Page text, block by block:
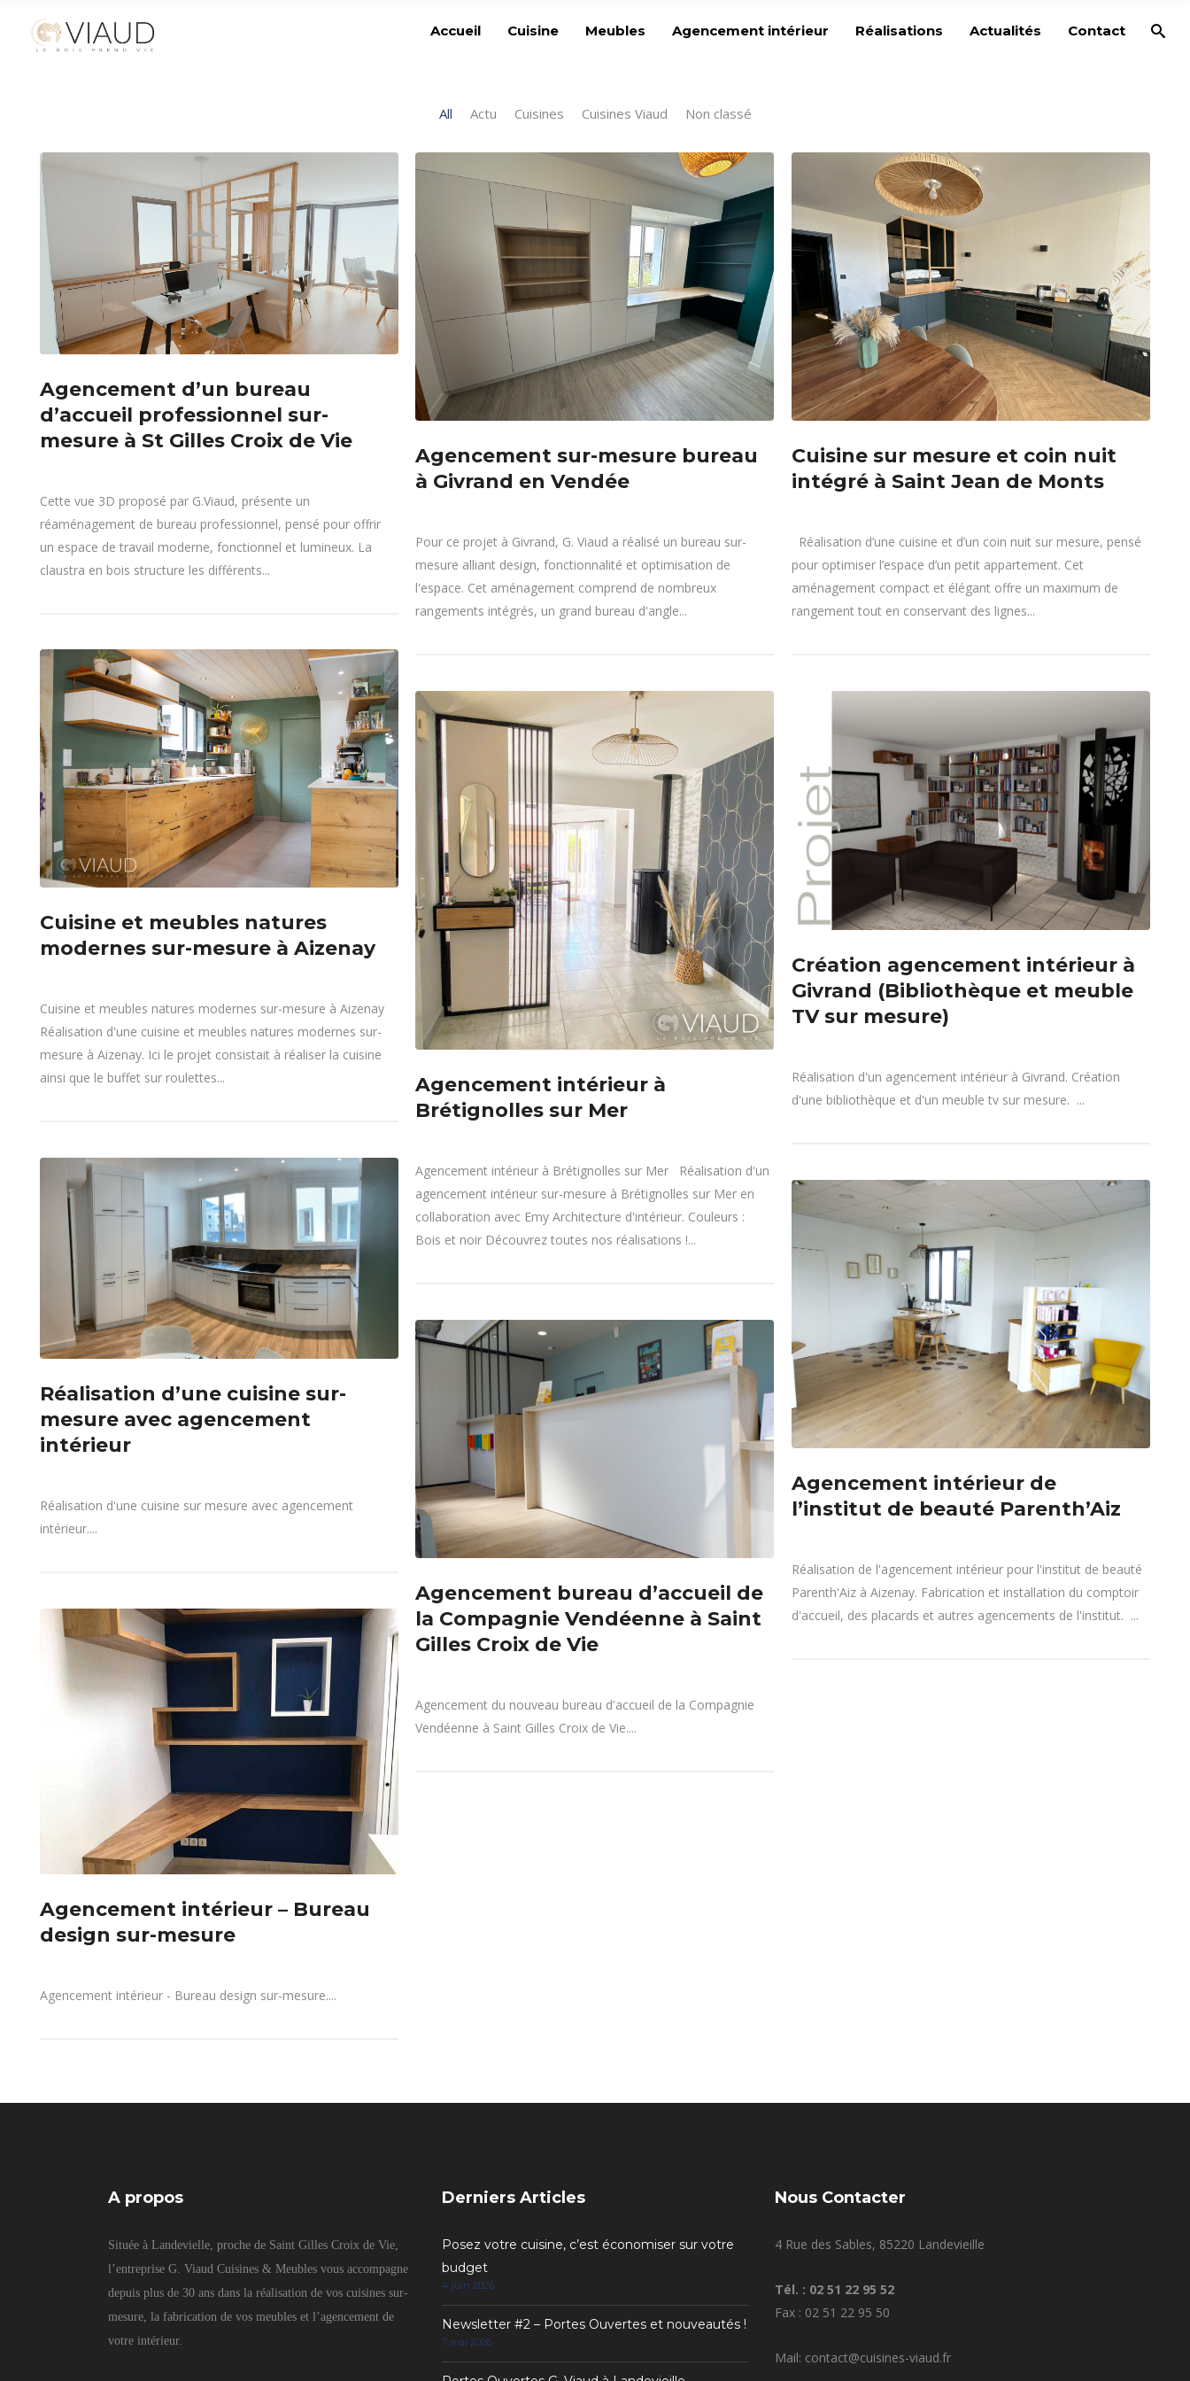
Accueil Cuisine Meubles Agencement intérieur Réalisations Actualités Contact
All Actu Cuisines Cuisines Viaud Non classé
Agencement d’un bureau
d’accueil professionnel sur-
mesure à St Gilles Croix de Vie
Cette vue 3D proposé par G.Viaud, présente un
réaménagement de bureau professionnel, pensé pour offrir
un espace de travail moderne, fonctionnel et lumineux. La
claustra en bois structure les différents...
Agencement sur-mesure bureau
à Givrand en Vendée
Pour ce projet à Givrand, G. Viaud a réalisé un bureau sur-
mesure alliant design, fonctionnalité et optimisation de
l'espace. Cet aménagement comprend de nombreux
rangements intégrés, un grand bureau d'angle...
Cuisine sur mesure et coin nuit
intégré à Saint Jean de Monts
Réalisation d’une cuisine et d’un coin nuit sur mesure, pensé
pour optimiser l’espace d’un petit appartement. Cet
aménagement compact et élégant offre un maximum de
rangement tout en conservant des lignes...
Cuisine et meubles natures
modernes sur-mesure à Aizenay
Cuisine et meubles natures modernes sur-mesure à Aizenay
Réalisation d'une cuisine et meubles natures modernes sur-
mesure à Aizenay. Ici le projet consistait à réaliser la cuisine
ainsi que le buffet sur roulettes...
Agencement intérieur à
Brétignolles sur Mer
Agencement intérieur à Brétignolles sur Mer Réalisation d'un
agencement intérieur sur-mesure à Brétignolles sur Mer en
collaboration avec Emy Architecture d'intérieur. Couleurs :
Bois et noir Découvrez toutes nos réalisations !...
Création agencement intérieur à
Givrand (Bibliothèque et meuble
TV sur mesure)
Réalisation d'un agencement intérieur à Givrand. Création
d'une bibliothèque et d'un meuble tv sur mesure. ...
Réalisation d’une cuisine sur-
mesure avec agencement
intérieur
Réalisation d'une cuisine sur mesure avec agencement
intérieur....
Agencement intérieur de
l’institut de beauté Parenth’Aiz
Réalisation de l'agencement intérieur pour l'institut de beauté
Parenth'Aiz à Aizenay. Fabrication et installation du comptoir
d'accueil, des placards et autres agencements de l'institut. ...
Agencement bureau d’accueil de
la Compagnie Vendéenne à Saint
Gilles Croix de Vie
Agencement du nouveau bureau d'accueil de la Compagnie
Vendéenne à Saint Gilles Croix de Vie....
Agencement intérieur – Bureau
design sur-mesure
Agencement intérieur - Bureau design sur-mesure....
A propos
Située à Landevielle, proche de Saint Gilles Croix de Vie,
l’entreprise G. Viaud Cuisines & Meubles vous accompagne
depuis plus de 30 ans dans la réalisation de vos cuisines sur-
mesure, la fabrication de vos meubles et l’agencement de
votre intérieur.
Derniers Articles
Posez votre cuisine, c’est économiser sur votre
budget
4 juin 2026
Newsletter #2 – Portes Ouvertes et nouveautés !
7 mai 2026
Nous Contacter
4 Rue des Sables, 85220 Landevieille
Tél. : 02 51 22 95 52
Fax : 02 51 22 95 50
Mail: contact@cuisines-viaud.fr